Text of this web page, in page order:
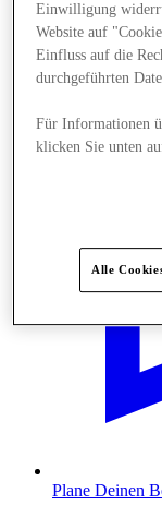
Angebote
Plane Deinen
Einwilligung
Website auf
Einfluss auf die
durchgeführten
Für Informationen
klicken Sie unten
Alle